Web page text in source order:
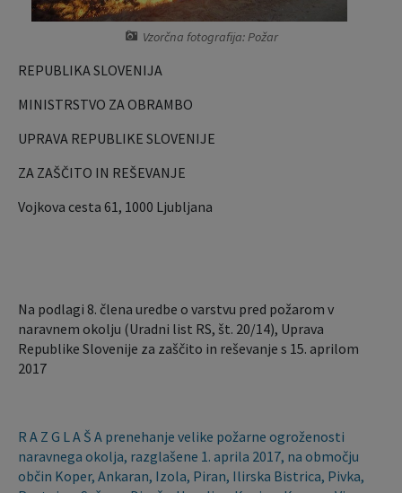
Vzorčna fotografija: Požar
REPUBLIKA SLOVENIJA
MINISTRSTVO ZA OBRAMBO
UPRAVA REPUBLIKE SLOVENIJE
ZA ZAŠČITO IN REŠEVANJE
Vojkova cesta 61, 1000 Ljubljana
Na podlagi 8. člena uredbe o varstvu pred požarom v
naravnem okolju (Uradni list RS, št. 20/14), Uprava
Republike Slovenije za zaščito in reševanje s 15. aprilom
2017
R A Z G L A Š A prenehanje velike požarne ogroženosti
naravnega okolja, razglašene 1. aprila 2017, na območju
občin Koper, Ankaran, Izola, Piran, Ilirska Bistrica, Pivka,
Krajevne skupnosti
Naselja v občini
Organigram
Temeljni akti občine
Predpisi in odloki
Lokalno glasilo
Proračun občine
Načrt ravnanja s stvarnim premoženjem